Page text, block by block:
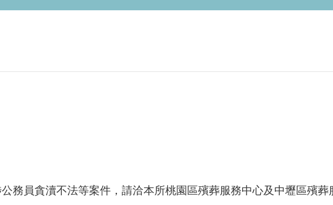
務員貪瀆不法等案件，請洽本所桃園區殯葬服務中心及中壢區殯